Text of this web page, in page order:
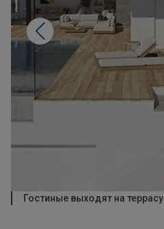
Гостиные выходят на террасу